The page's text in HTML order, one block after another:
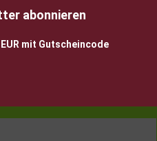
abonnieren
mit Gutscheincode
Alle Rechte vorbehalten |